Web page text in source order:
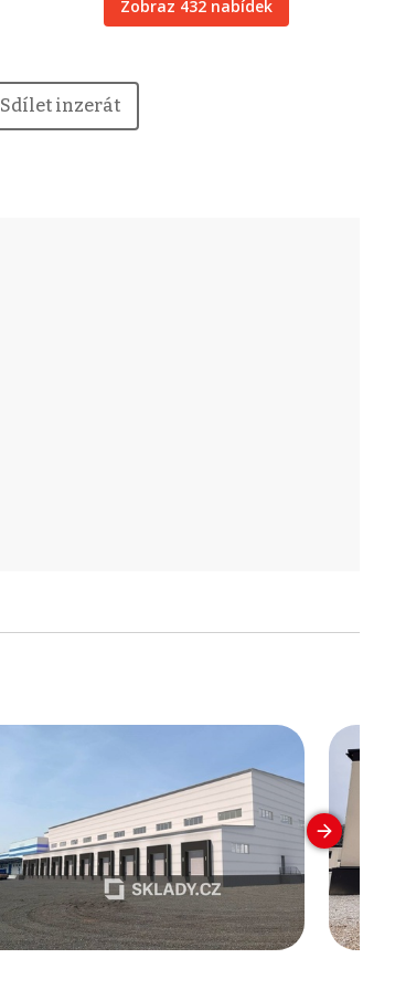
Zobraz 432 nabídek
Sdílet inzerát